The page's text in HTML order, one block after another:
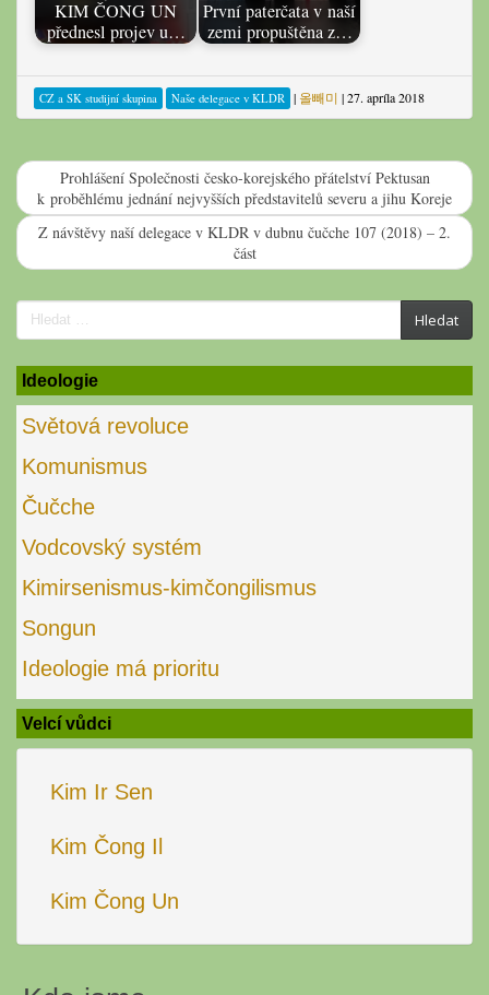
KIM ČONG UN
přednesl projev u…
První paterčata v naší
zemi propuštěna z…
CZ a SK studijní skupina Naše delegace v KLDR | 올빼미 |27. apríla 2018
Prohlášení Společnosti česko-korejského přátelství Pektusan
k proběhlému jednání nejvyšších představitelů severu a jihu Koreje
Z návštěvy naší delegace v KLDR v dubnu čučche 107 (2018) – 2.
část
Search
for:
Hledat
Ideologie
Světová revoluce
Komunismus
Čučche
Vodcovský systém
Kimirsenismus-kimčongilismus
Songun
Ideologie má prioritu
Velcí vůdci
Kim Ir Sen
Kim Čong Il
Kim Čong Un